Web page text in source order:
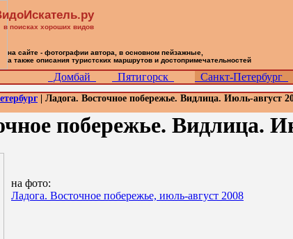
Домбай Пятигорск Санкт-Петербург
| Ладога. Восточное побережье. Видлица. Июль-август
побережье. Видлица.
на фото:
Ладога. Восточное побережье, июль-август 2008
в поисках хороших видов
на сайте - фотографии автора, в основном пейзажные,
а также описания туристских маршрутов и достопримечательностей